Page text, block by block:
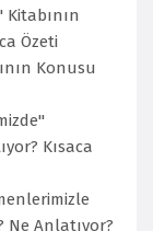
Kitabının
Özeti
Konusu
Kısaca
Ne Anlatıyor?